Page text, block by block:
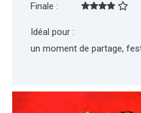
Finale :
Idéal pour :
un moment de partage,